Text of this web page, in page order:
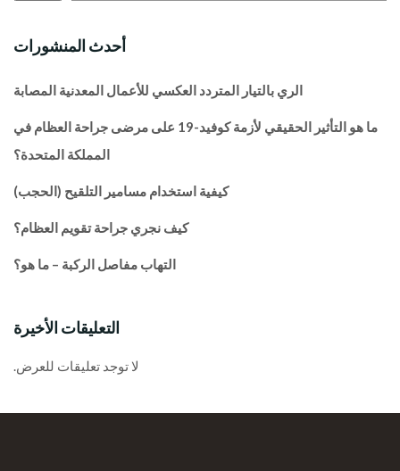
أحدث المنشورات
الري بالتيار المتردد العكسي للأعمال المعدنية المصابة
ما هو التأثير الحقيقي لأزمة كوفيد-19 على مرضى جراحة العظام في
المملكة المتحدة؟
كيفية استخدام مسامير التلقيح (الحجب)
كيف نجري جراحة تقويم العظام؟
التهاب مفاصل الركبة – ما هو؟
التعليقات الأخيرة
لا توجد تعليقات للعرض.